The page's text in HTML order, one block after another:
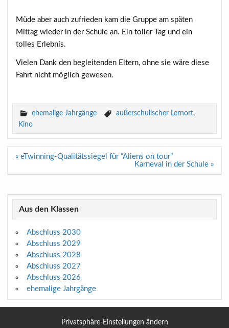
Müde aber auch zufrieden kam die Gruppe am späten
Mittag wieder in der Schule an. Ein toller Tag und ein
tolles Erlebnis.
Vielen Dank den begleitenden Eltern, ohne sie wäre diese
Fahrt nicht möglich gewesen.
ehemalige Jahrgänge außerschulischer Lernort,
Kino
Beitragsnavigation
« eTwinning-Qualitätssiegel für “Aliens on tour”
Karneval in der Schule »
Aus den Klassen
Abschluss 2030
Abschluss 2029
Abschluss 2028
Abschluss 2027
Abschluss 2026
ehemalige Jahrgänge
Privatsphäre-Einstellungen ändern